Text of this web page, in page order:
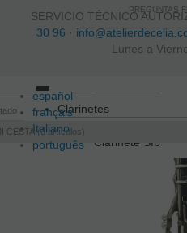
SERVICIO TÉCNICO
30 96 ·
Lunes a
español
français
Italiano
português
CESTA 0artículos
Toggle
navigation
Clarinetes
Clarinete SIb
PREGUNTAS